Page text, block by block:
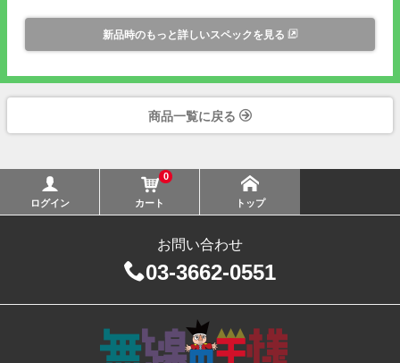
新品時のもっと詳しいスペックを見る
商品一覧に戻る
ログイン
0
カート トップ
お問い合わせ
03-3662-0551